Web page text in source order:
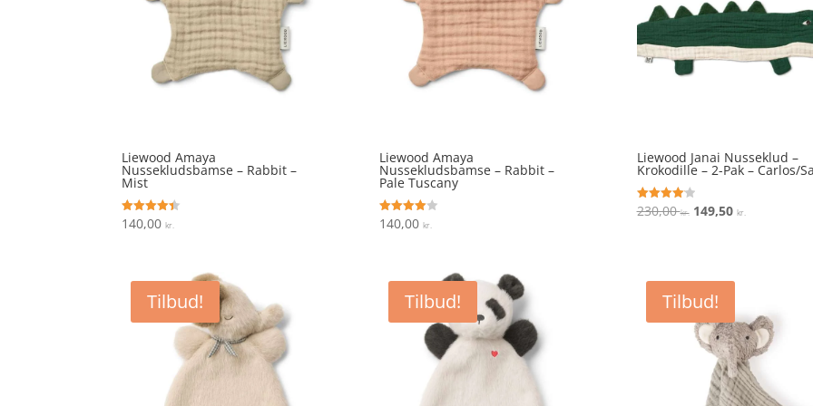
Liewood Amaya
Nussekludsbamse – Rabbit –
Mist
Vurderet
4.4
140,00kr.
Liewood Amaya
Nussekludsbamse – Rabbit –
Pale Tuscany
Vurderet
4
140,00 kr.
Liewood Janai Nusseklud –
Krokodille – 2-Pak – Carlos/
Vurderet
4.1
230,00kr. Den
230,00 kr..
149,50 kr.
Tilbud! Tilbud! Tilbud!